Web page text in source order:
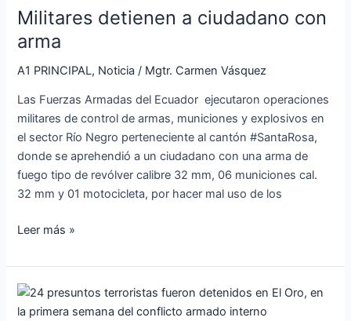
Militares detienen a ciudadano con
arma
A1 PRINCIPAL, Noticia / Mgtr. Carmen Vásquez
Las Fuerzas Armadas del Ecuador ejecutaron operaciones
militares de control de armas, municiones y explosivos en
el sector Río Negro perteneciente al cantón #SantaRosa,
donde se aprehendió a un ciudadano con una arma de
fuego tipo de revólver calibre 32 mm, 06 municiones cal.
32 mm y 01 motocicleta, por hacer mal uso de los
a
ciudadano
con
arma
Leer más »
24
presuntos